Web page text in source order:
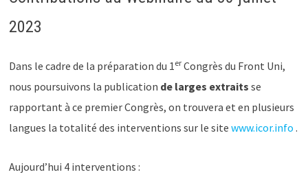
2023
Dans le cadre de la préparation du 1 erCongrès du Front Uni,
nous poursuivons la publication de larges extraits se
rapportant à ce premier Congrès, on trouvera et en plusieurs
langues la totalité des interventions sur le site www.icor.info .
Aujourd’hui 4 interventions :